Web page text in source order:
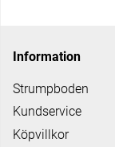
Information
Strumpboden
Kundservice
Köpvillkor